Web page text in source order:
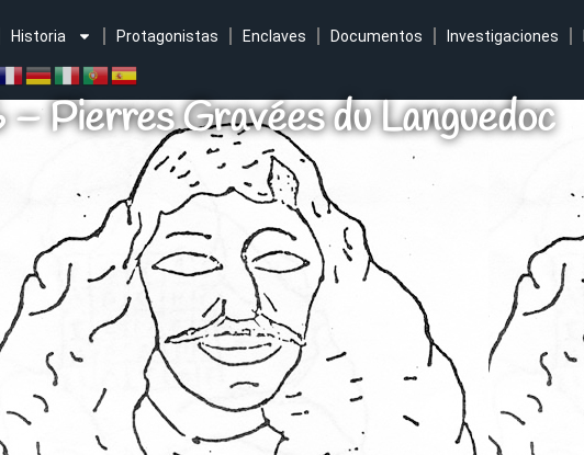
Historia Protagonistas Enclaves Documentos Investigaciones
– Pierres Gravées du Languedoc